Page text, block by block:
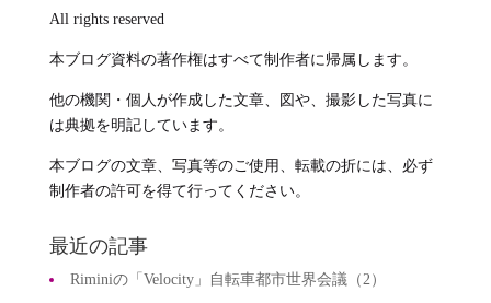
All rights reserved
本ブログ資料の著作権はすべて制作者に帰属します。
他の機関・個人が作成した文章、図や、撮影した写真に
は典拠を明記しています。
本ブログの文章、写真等のご使用、転載の折には、必ず
制作者の許可を得て行ってください。
最近の記事
Riminiの「Velocity」自転車都市世界会議（2）